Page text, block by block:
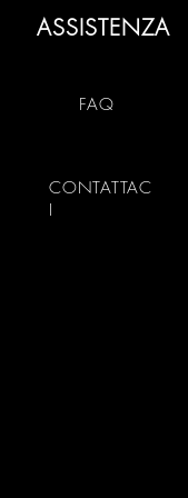
ASSISTENZA
FAQ
CONTATTAC
I